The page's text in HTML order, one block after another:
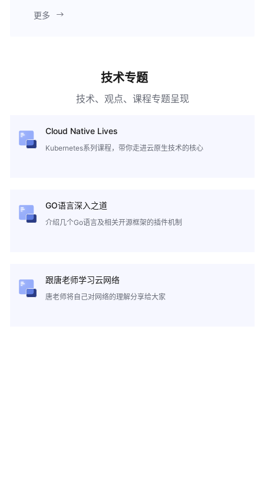
更多
技术专题
技术、观点、课程专题呈现
Cloud Native Lives
Kubernetes系列课程，带你走进云原生技术的核心
GO语言深入之道
介绍几个Go语言及相关开源框架的插件机制
跟唐老师学习云网络
唐老师将自己对网络的理解分享给大家